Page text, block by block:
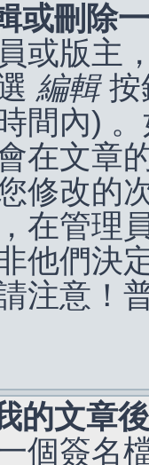
或刪除
或版主
編輯按
間內)
在文章
修改的
在管理
他們決
注意！
的文章
個簽名